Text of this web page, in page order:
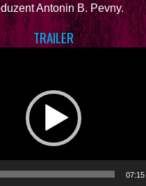
Antonin B. Pevny.
TRAILER
07:15